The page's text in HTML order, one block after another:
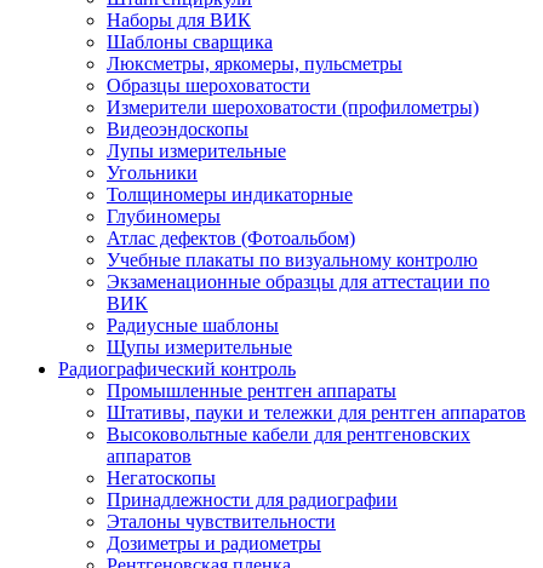
Наборы для ВИК
Шаблоны сварщика
Люксметры, яркомеры, пульсметры
Образцы шероховатости
Измерители шероховатости (профилометры)
Видеоэндоскопы
Лупы измерительные
Угольники
Толщиномеры индикаторные
Глубиномеры
Атлас дефектов (Фотоальбом)
Учебные плакаты по визуальному контролю
Экзаменационные образцы для аттестации по
ВИК
Радиусные шаблоны
Щупы измерительные
Радиографический контроль
Промышленные рентген аппараты
Штативы, пауки и тележки для рентген аппаратов
Высоковольтные кабели для рентгеновских
аппаратов
Негатоскопы
Принадлежности для радиографии
Эталоны чувствительности
Дозиметры и радиометры